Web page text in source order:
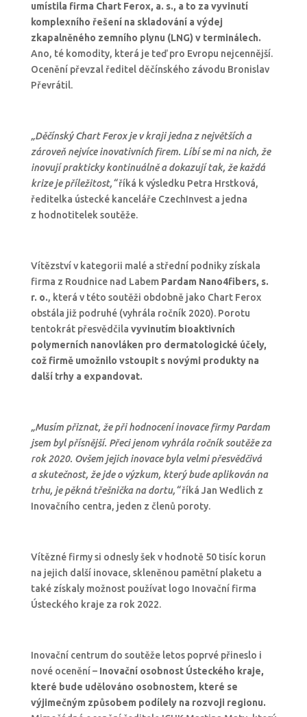
umístila firma Chart Ferox, a. s., a to za vyvinutí
komplexního řešení na skladování a výdej
zkapalněného zemního plynu (LNG) v terminálech.
Ano, té komodity, která je teď pro Evropu nejcennější.
Ocenění převzal ředitel děčínského závodu Bronislav
Převrátil.
„Děčínský Chart Ferox je v kraji jedna z největších a
zároveň nejvíce inovativních firem. Líbí se mi na nich, že
inovují prakticky kontinuálně a dokazují tak, že každá
krize je příležitost,“říká k výsledku Petra Hrstková,
ředitelka ústecké kanceláře CzechInvest a jedna
z hodnotitelek soutěže.
Vítězství v kategorii malé a střední podniky získala
firma z Roudnice nad LabemPardam Nano4fibers, s.
r. o., která v této soutěži obdobně jako Chart Ferox
obstála již podruhé (vyhrála ročník 2020). Porotu
tentokrát přesvědčila vyvinutím bioaktivních
polymerních nanovláken pro dermatologické účely,
což firmě umožnilo vstoupit s novými produkty na
další trhy a expandovat.
„Musím přiznat, že při hodnocení inovace firmy Pardam
jsem byl přísnější. Přeci jenom vyhrála ročník soutěže za
rok 2020. Ovšem jejich inovace byla velmi přesvědčivá
a skutečnost, že jde o výzkum, který bude aplikován na
trhu, je pěkná třešnička na dortu,“říká Jan Wedlich z
Inovačního centra, jeden z členů poroty.
Vítězné firmy si odnesly šek v hodnotě 50 tisíc korun
na jejich další inovace, skleněnou pamětní plaketu a
také získaly možnost používat logo Inovační firma
Ústeckého kraje za rok 2022.
Inovační centrum do soutěže letos poprvé přineslo i
nové ocenění –Inovační osobnost Ústeckého kraje,
které bude udělováno osobnostem, které se
výjimečným způsobem podílely na rozvoji regionu.